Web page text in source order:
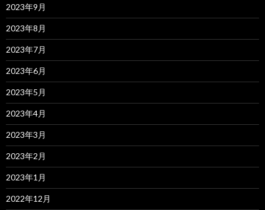
2023年9月
2023年8月
2023年7月
2023年6月
2023年5月
2023年4月
2023年3月
2023年2月
2023年1月
2022年12月